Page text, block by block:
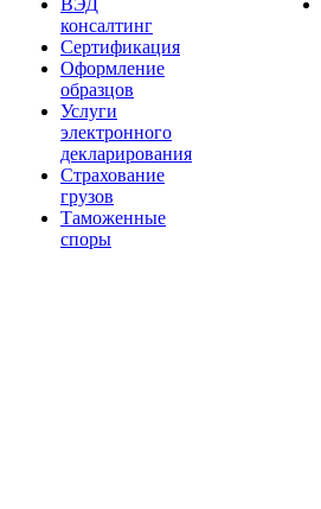
ВЭД
консалтинг
Сертификация
Оформление
образцов
Услуги
электронного
декларирования
Страхование
грузов
Таможенные
споры